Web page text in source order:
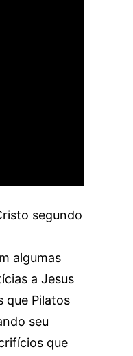
segundo
algumas
a Jesus
que Pilatos
seu
que